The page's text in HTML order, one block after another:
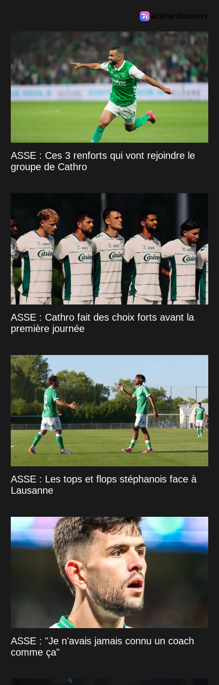
ASSE : Ces 3 renforts qui vont rejoindre le
groupe de Cathro
ASSE : Cathro fait des choix forts avant la
première journée
ASSE : Les tops et flops stéphanois face à
Lausanne
ASSE : "Je n'avais jamais connu un coach
comme ça"